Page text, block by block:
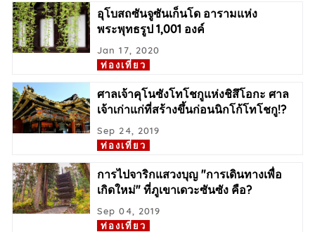
อุโบสถซันจูซันเก็นโด อารามแห่ง
พระพุทธรูป 1,001 องค์
ท่องเที่ยว
Jan 17, 2020
ศาลเจ้าคุโนซังโทโชกูแห่งชิสึโอกะ ศาล
เจ้าเก่าแก่ที่สร้างขึ้นก่อนนิกโก้โทโชกู!?
ท่องเที่ยว
Sep 24, 2019
การไปจาริกแสวงบุญ "การเดินทางเพื่อ
เกิดใหม่" ที่ภูเขาเดวะซันซัง คือ?
ท่องเที่ยว
Sep 04, 2019